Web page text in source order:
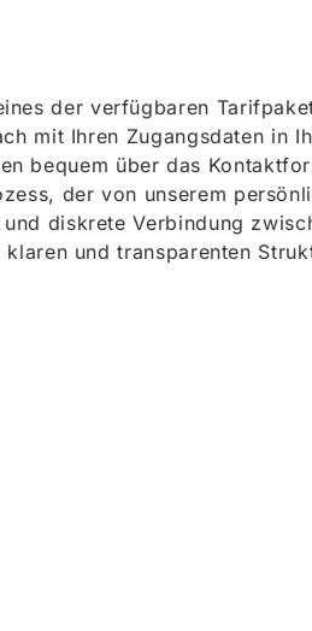
der verfügbaren
mit Ihren Zugangsdaten in
bequem über das
der von unserem
diskrete Verbindung
und transparenten